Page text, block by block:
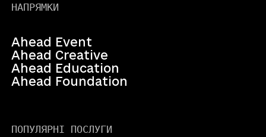
НАПРЯМКИ
Ahead Event
Ahead Creative
Ahead Education
Ahead Foundation
ПОПУЛЯРНІ ПОСЛУГИ